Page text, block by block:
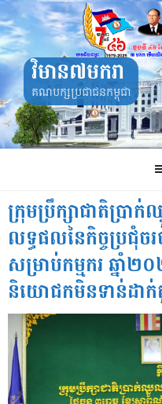
Skip
to
content
វិមាន៧មករា
គណបក្សប្រជាជនកម្ពុជា
ក្រុមប្រឹក្សាជាតិប្រា
លទ្ធផលនៃកិច្ចប្រជុំ
សម្រាប់កម្មករ ឆ្នាំ
និយោជកមិនទាន់ដា